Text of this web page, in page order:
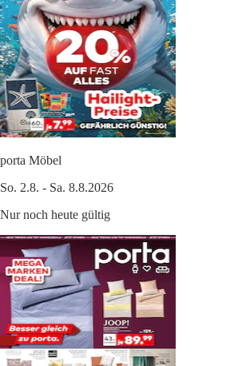
porta Möbel
So. 2.8. - Sa. 8.8.2026
Nur noch heute gültig